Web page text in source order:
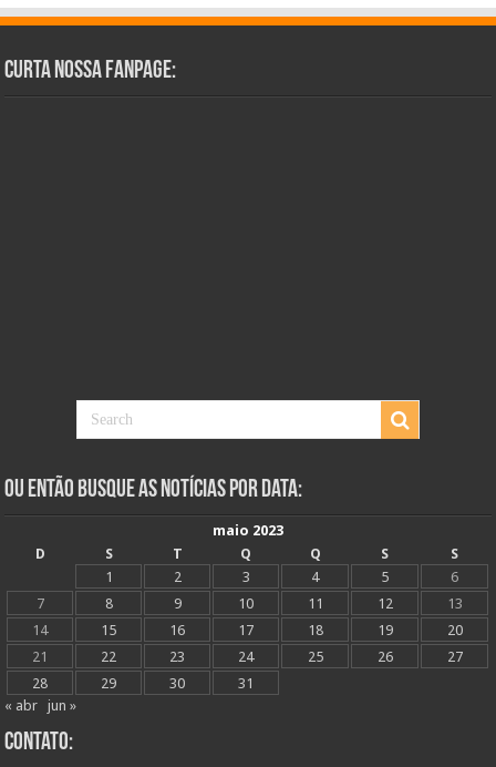
Curta Nossa Fanpage:
Ou Então Busque as Notícias Por Data:
maio 2023
D
S T Q Q S
S
1
2 3 4 5
6
7
8 9 10 11 12
13
14
15 16 17 18 19
20
21
22 23 24 25 26
27
28
29 30
31
« abr
jun »
Contato: